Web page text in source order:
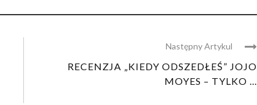
Następny Artykul
RECENZJA „KIEDY ODSZEDŁEŚ” JOJO
MOYES – TYLKO ...